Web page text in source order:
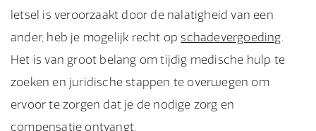
letsel is veroorzaakt door de nalatigheid van een
ander, heb je mogelijk recht op schadevergoeding.
Het is van groot belang om tijdig medische hulp te
zoeken en juridische stappen te overwegen om
ervoor te zorgen dat je de nodige zorg en
compensatie ontvangt.